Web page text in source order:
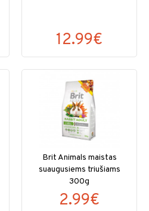
12.99€
Brit Animals maistas
suaugusiems triušiams
300g
2.99€